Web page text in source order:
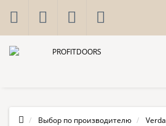
Выбор по производителю Verda